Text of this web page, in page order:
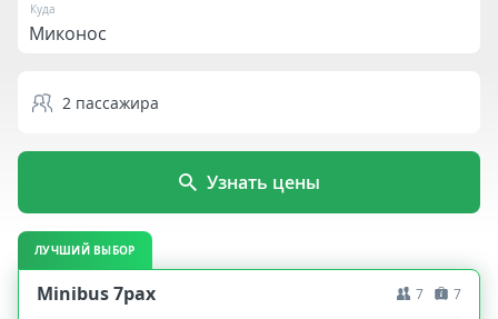
Куда
2 пассажира
Узнать цены
ЛУЧШИЙ ВЫБОР
Minibus 7pax 7 7